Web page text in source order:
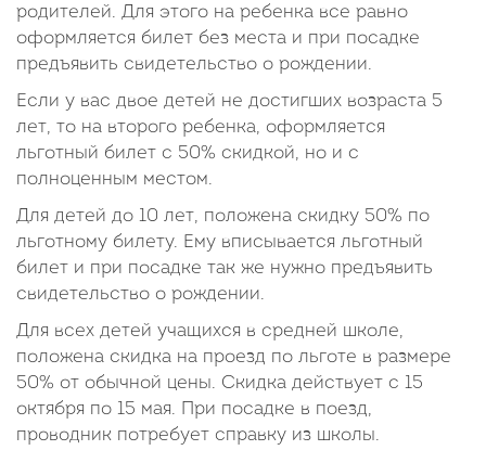
родителей. Для этого на ребенка все равно
оформляется билет без места и при посадке
предъявить свидетельство о рождении.
Если у вас двое детей не достигших возраста 5
лет, то на второго ребенка, оформляется
льготный билет с 50% скидкой, но и с
полноценным местом.
Для детей до 10 лет, положена скидку 50% по
льготному билету. Ему вписывается льготный
билет и при посадке так же нужно предъявить
свидетельство о рождении.
Для всех детей учащихся в средней школе,
положена скидка на проезд по льготе в размере
50% от обычной цены. Скидка действует с 15
октября по 15 мая. При посадке в поезд,
проводник потребует справку из школы.